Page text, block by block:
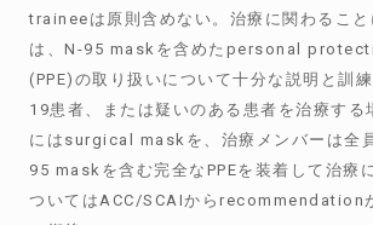
traineeは原則含めない。治療に関わること
は、N-95 maskを含めたpersonal
(PPE)の取り扱いについて十分な説明と訓
19患者、または疑いのある患者を治療する
にはsurgical maskを、治療メンバーは
95 maskを含む完全なPPEを装着して治療
ついてはACC/SCAIからrecommendation